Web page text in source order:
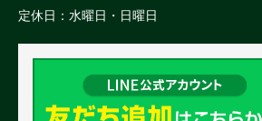
定休日： 水曜日・日曜日